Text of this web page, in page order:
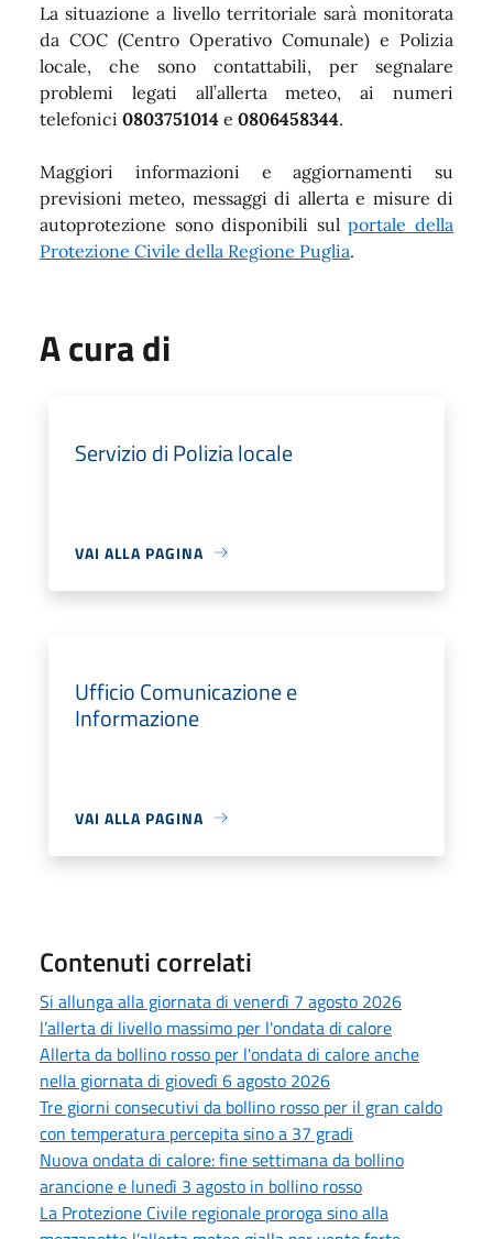
La situazione a livello territoriale sarà monitorata
da COC (Centro Operativo Comunale) e Polizia
locale, che sono contattabili, per segnalare
problemi legati all’allerta meteo, ai numeri
telefonici 0803751014 e 0806458344.
Maggiori informazioni e aggiornamenti su
previsioni meteo, messaggi di allerta e misure di
autoprotezione sono disponibili sulportale della
Protezione Civile della Regione Puglia.
A cura di
Servizio di Polizia locale
VAI ALLA PAGINA
Ufficio Comunicazione e
Informazione
VAI ALLA PAGINA
Contenuti correlati
Si allunga alla giornata di venerdì 7 agosto 2026
l’allerta di livello massimo per l'ondata di calore
Allerta da bollino rosso per l'ondata di calore anche
nella giornata di giovedì 6 agosto 2026
Tre giorni consecutivi da bollino rosso per il gran caldo
con temperatura percepita sino a 37 gradi
Nuova ondata di calore: fine settimana da bollino
arancione e lunedì 3 agosto in bollino rosso
La Protezione Civile regionale proroga sino alla